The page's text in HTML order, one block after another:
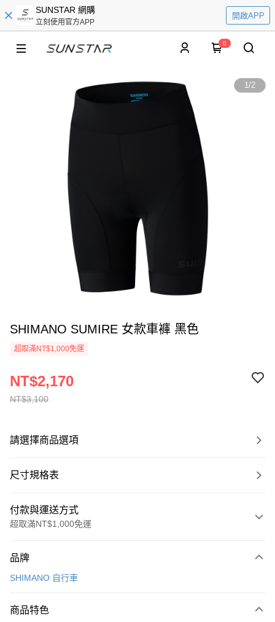
SUNSTAR 網購
立刻使用官方APP
開啟APP
0
1/2
SHIMANO SUMIRE 女款車褲 黑色
超取滿NT$1,000免運
NT$3,100
NT$2,170
請選擇商品選項
尺寸規格表
付款與運送方式
超取滿NT$1,000免運
信用卡一次付款
3 期 0 利率 每期
品牌
SHIMANO 自行車
商品特色